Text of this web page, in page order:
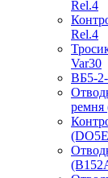
Rel.4
Rel.4
Var30
ВБ5-2-
ремня